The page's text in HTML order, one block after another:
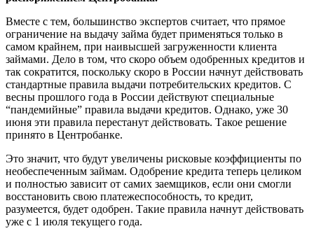
Вместе с тем, большинство экспертов считает, что прямое
ограничение на выдачу займа будет применяться только в
самом крайнем, при наивысшей загруженности клиента
займами. Дело в том, что скоро объем одобренных кредитов и
так сократится, поскольку скоро в России начнут действовать
стандартные правила выдачи потребительских кредитов. С
весны прошлого года в России действуют специальные
“пандемийные” правила выдачи кредитов. Однако, уже 30
июня эти правила перестанут действовать. Такое решение
принято в Центробанке.
Это значит, что будут увеличены рисковые коэффициенты по
необеспеченным займам. Одобрение кредита теперь целиком
и полностью зависит от самих заемщиков, если они смогли
восстановить свою платежеспособность, то кредит,
разумеется, будет одобрен. Такие правила начнут действовать
уже с 1 июля текущего года.